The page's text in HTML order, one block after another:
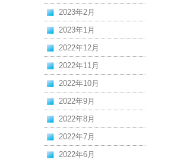
2023年2月
2023年1月
2022年12月
2022年11月
2022年10月
2022年9月
2022年8月
2022年7月
2022年6月